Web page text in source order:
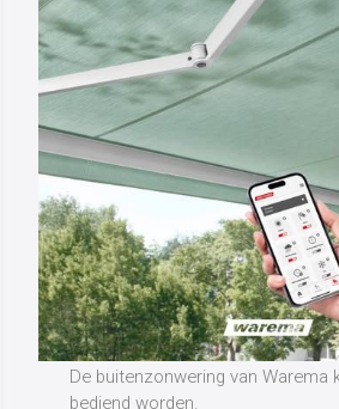
Comfortabel
kabel
De buitenzonwering van Warema
bediend worden.